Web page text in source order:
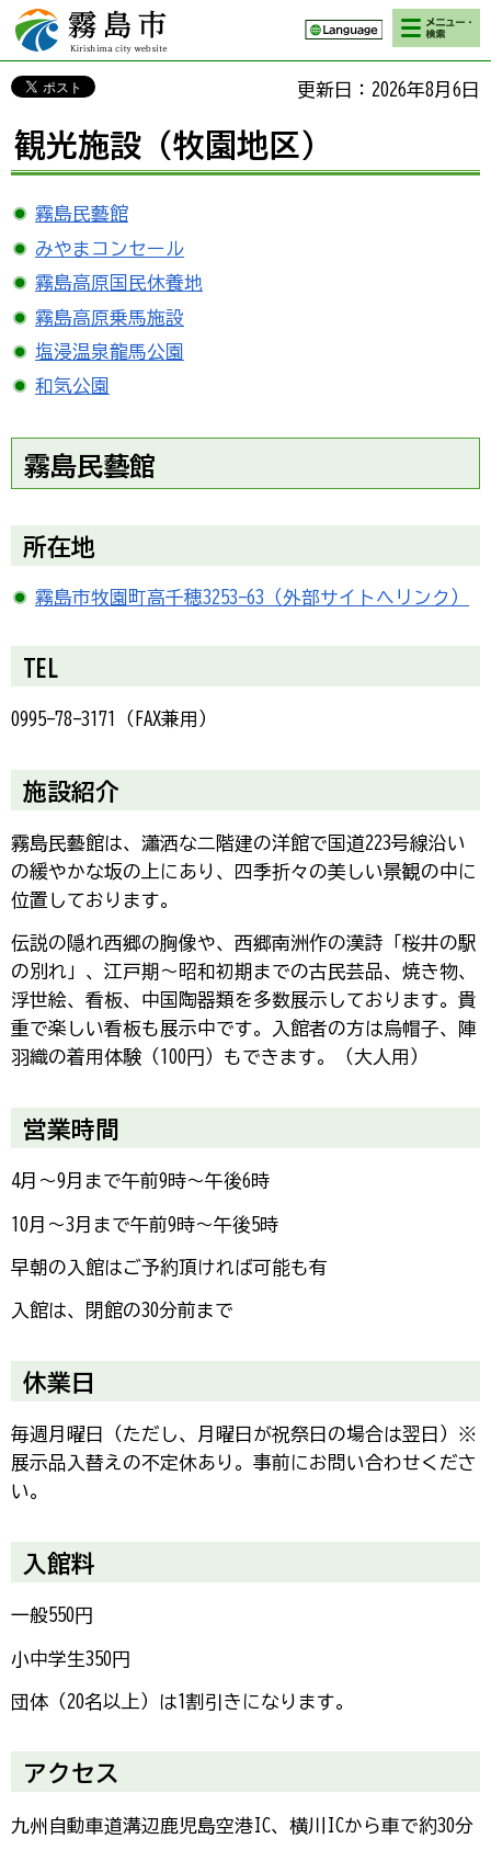
霧島市 Kirishima
city website
検索・メニ
ュー
更新日：2026年8月6日
観光施設（牧園地区）
霧島民藝館
みやまコンセール
霧島高原国民休養地
霧島高原乗馬施設
塩浸温泉龍馬公園
和気公園
霧島民藝館
所在地
霧島市牧園町高千穂3253-63（外部サイトへリンク）
TEL
0995-78-3171（FAX兼用）
施設紹介
霧島民藝館は、瀟洒な二階建の洋館で国道223号線沿い
の緩やかな坂の上にあり、四季折々の美しい景観の中に
位置しております。
伝説の隠れ西郷の胸像や、西郷南洲作の漢詩「桜井の駅
の別れ」、江戸期～昭和初期までの古民芸品、焼き物、
浮世絵、看板、中国陶器類を多数展示しております。貴
重で楽しい看板も展示中です。入館者の方は烏帽子、陣
羽織の着用体験（100円）もできます。（大人用）
営業時間
4月～9月まで午前9時～午後6時
10月～3月まで午前9時～午後5時
早朝の入館はご予約頂ければ可能も有
入館は、閉館の30分前まで
休業日
毎週月曜日（ただし、月曜日が祝祭日の場合は翌日）※
展示品入替えの不定休あり。事前にお問い合わせくださ
い。
入館料
一般550円
小中学生350円
団体（20名以上）は1割引きになります。
アクセス
九州自動車道溝辺鹿児島空港IC、横川ICから車で約30分